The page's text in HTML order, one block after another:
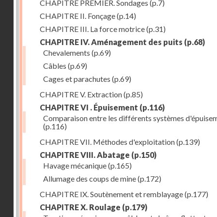
CHAPITRE PREMIER. Sondages (p.7)
CHAPITRE II. Fonçage(p.14)
CHAPITRE III. La force motrice(p.31)
CHAPITRE IV. Aménagement des puits (p.68)
Chevalements (p.69)
Câbles (p.69)
Cages et parachutes (p.69)
CHAPITRE V. Extraction(p.85)
CHAPITRE VI . Épuisement (p.116)
Comparaison entre les différents systèmes
(p.116)
CHAPITRE VII. Méthodes d'exploitation(p.139)
CHAPITRE VIII. Abatage (p.150)
Havage mécanique(p.165)
Allumage des coups de mine(p.172)
CHAPITRE IX. Soutènement et remblayage(p.177)
CHAPITRE X. Roulage (p.179)